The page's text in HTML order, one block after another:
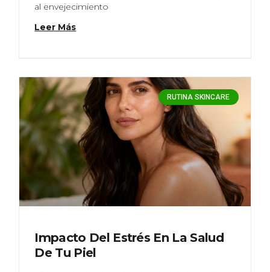
al envejecimiento
Leer Más
RUTINA SKINCARE
Impacto Del Estrés En La Salud
De Tu Piel